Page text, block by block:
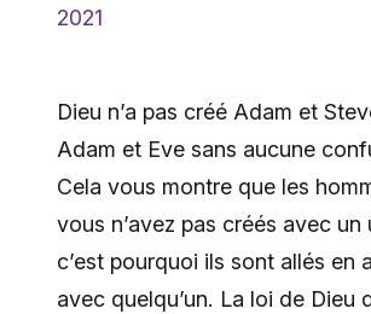
2021
Dieu n’a pas créé Adam et
Adam et Eve sans aucune
Cela vous montre que les
vous n’avez pas créés avec un
c’est pourquoi ils sont allés en
avec quelqu’un. La loi de Dieu